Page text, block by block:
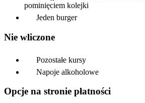
pominięciem kolejki
Jeden burger
Nie wliczone
Pozostałe kursy
Napoje alkoholowe
Opcje na stronie płatności